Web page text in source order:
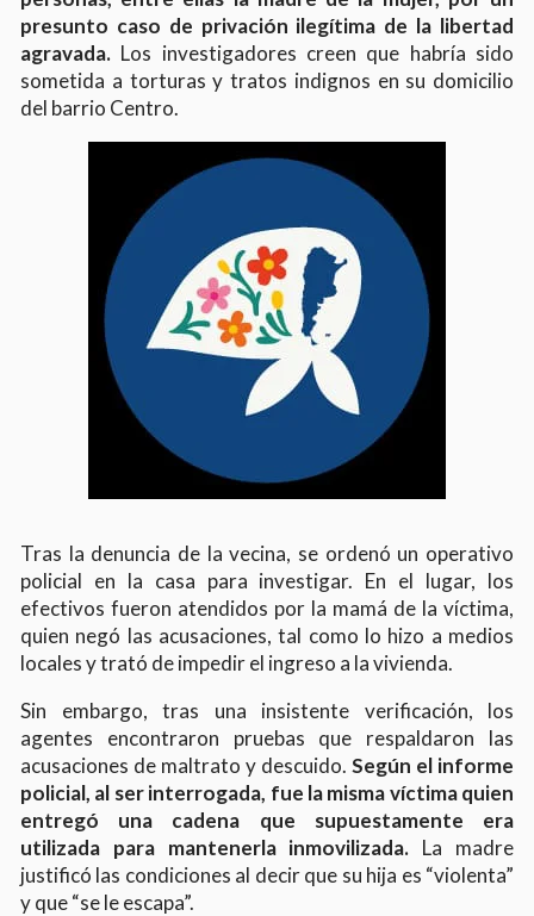
presunto caso de privación ilegítima de la libertad
agravada. Los investigadores creen que habría sido
sometida a torturas y tratos indignos en su domicilio
del barrio Centro.
Tras la denuncia de la vecina, se ordenó un operativo
policial en la casa para investigar. En el lugar, los
efectivos fueron atendidos por la mamá de la víctima,
quien negó las acusaciones, tal como lo hizo a medios
locales y trató de impedir el ingreso a la vivienda.
Sin embargo, tras una insistente verificación, los
agentes encontraron pruebas que respaldaron las
acusaciones de maltrato y descuido. Según el informe
policial, al ser interrogada, fue la misma víctima quien
entregó una cadena que supuestamente era
utilizada para mantenerla inmovilizada. La madre
justificó las condiciones al decir que su hija es “violenta”
y que “se le escapa”.